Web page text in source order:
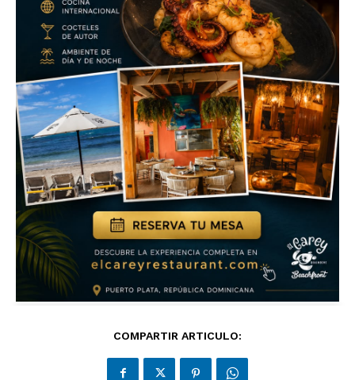
COMPARTIR ARTICULO: